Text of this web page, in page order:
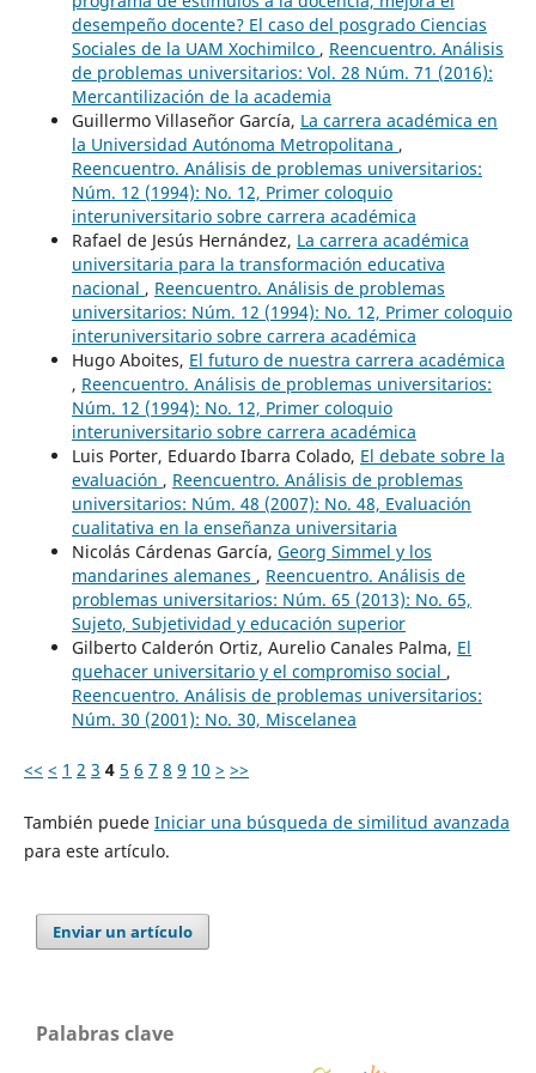
desempeño docente? El caso del posgrado Ciencias
Sociales de la UAM Xochimilco , Reencuentro. Análisis
de problemas universitarios: Vol. 28 Núm. 71 (2016):
Mercantilización de la academia
Guillermo Villaseñor García, La carrera académica en
la Universidad Autónoma Metropolitana ,
Reencuentro. Análisis de problemas universitarios:
Núm. 12 (1994): No. 12, Primer coloquio
interuniversitario sobre carrera académica
Rafael de Jesús Hernández, La carrera académica
universitaria para la transformación educativa
nacional , Reencuentro. Análisis de problemas
universitarios: Núm. 12 (1994): No. 12, Primer coloquio
interuniversitario sobre carrera académica
Hugo Aboites, El futuro de nuestra carrera académica
, Reencuentro. Análisis de problemas universitarios:
Núm. 12 (1994): No. 12, Primer coloquio
interuniversitario sobre carrera académica
Luis Porter, Eduardo Ibarra Colado, El debate sobre la
evaluación , Reencuentro. Análisis de problemas
universitarios: Núm. 48 (2007): No. 48, Evaluación
cualitativa en la enseñanza universitaria
Nicolás Cárdenas García, Georg Simmel y los
mandarines alemanes , Reencuentro. Análisis de
problemas universitarios: Núm. 65 (2013): No. 65,
Sujeto, Subjetividad y educación superior
Gilberto Calderón Ortiz, Aurelio Canales Palma, El
quehacer universitario y el compromiso social ,
Reencuentro. Análisis de problemas universitarios:
Núm. 30 (2001): No. 30, Miscelanea
<< < 1 2 3 4 5 6 7 8 9 10 > >>
También puede Iniciar una búsqueda de similitud avanzada
para este artículo.
Enviar un artículo
Palabras clave